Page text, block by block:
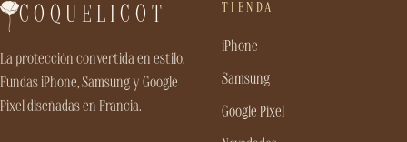
COQUELICOT
La protección convertida en estilo.
Fundas iPhone, Samsung y Google
Pixel diseñadas en Francia.
TIENDA
iPhone
Samsung
Google Pixel